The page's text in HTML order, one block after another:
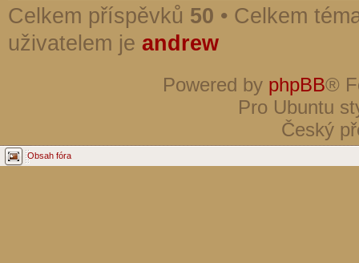
Celkem příspěvků 50 • Celkem
uživatelem je andrew
Powered by phpBB®
Pro Ubuntu
Český
Obsah fóra